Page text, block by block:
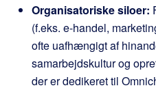
Organisatoriske siloer:
(f.eks. e-handel,
ofte uafhængigt af
samarbejdskultur og
der er dedikeret til